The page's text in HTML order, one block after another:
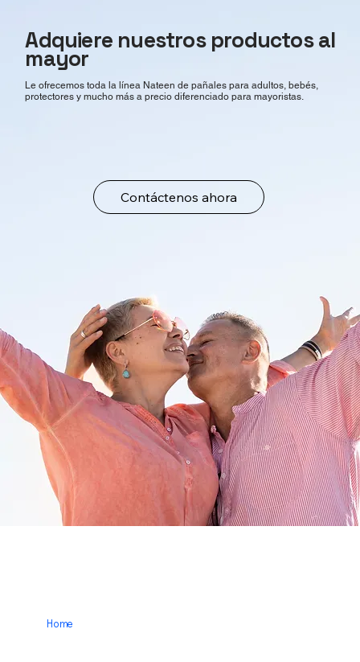
Adquiere nuestros productos al
mayor
Le ofrecemos toda la línea Nateen de pañales para adultos, bebés,
protectores y mucho más a precio diferenciado para mayoristas.
Contáctenos ahora
Home